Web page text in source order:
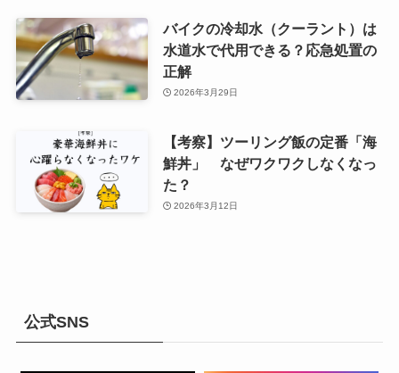
バイクの冷却水（クーラント）は
水道水で代用できる？応急処置の
正解
2026年3月29日
【考察】ツーリング飯の定番「海
鮮丼」 なぜワクワクしなくなっ
た？
2026年3月12日
公式SNS